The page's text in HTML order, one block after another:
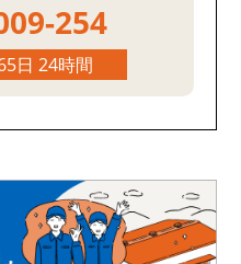
254
日 24時間